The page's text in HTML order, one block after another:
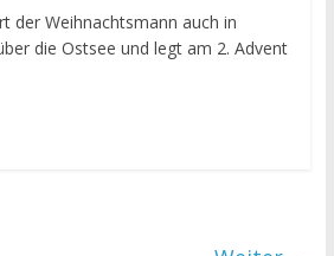
der Weihnachtsmann auch in
die Ostsee und legt am 2. Advent